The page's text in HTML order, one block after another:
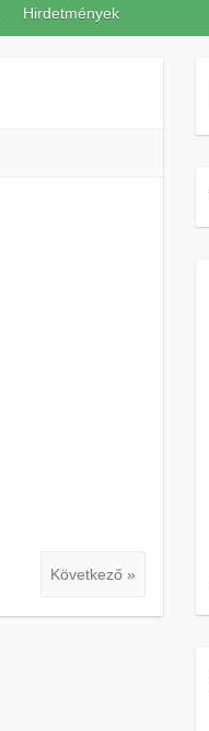
Hirdetmények
Következő »